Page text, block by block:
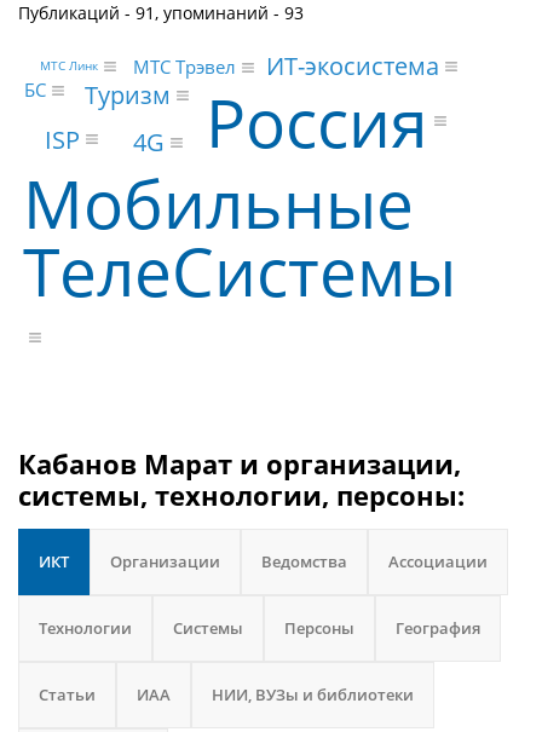
Публикаций - 91, упоминаний - 93
Мобильные
ТелеСистемы
Россия
4G
Туризм
ИТ-экосистема
ISP
БС
МТС Трэвел
МТС Линк
Кабанов Марат и организации,
системы, технологии, персоны:
ИКТ Организации Ведомства Ассоциации
Технологии Системы Персоны География
Статьи ИАА НИИ, ВУЗы и библиотеки